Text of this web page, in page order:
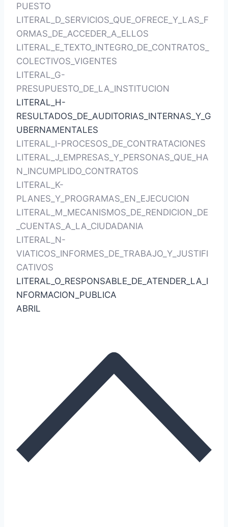
PUESTO
LITERAL_D_SERVICIOS_QUE_OFRECE_Y_LAS_F
ORMAS_DE_ACCEDER_A_ELLOS
LITERAL_E_TEXTO_INTEGRO_DE_CONTRATOS_
COLECTIVOS_VIGENTES
LITERAL_G-
PRESUPUESTO_DE_LA_INSTITUCION
LITERAL_H-
RESULTADOS_DE_AUDITORIAS_INTERNAS_Y_G
UBERNAMENTALES
LITERAL_I-PROCESOS_DE_CONTRATACIONES
LITERAL_J_EMPRESAS_Y_PERSONAS_QUE_HA
N_INCUMPLIDO_CONTRATOS
LITERAL_K-
PLANES_Y_PROGRAMAS_EN_EJECUCION
LITERAL_M_MECANISMOS_DE_RENDICION_DE
_CUENTAS_A_LA_CIUDADANIA
LITERAL_N-
VIATICOS_INFORMES_DE_TRABAJO_Y_JUSTIFI
CATIVOS
LITERAL_O_RESPONSABLE_DE_ATENDER_LA_I
NFORMACION_PUBLICA
ABRIL